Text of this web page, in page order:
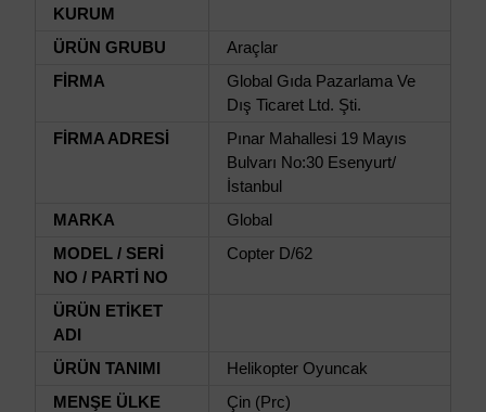
KURUM
ÜRÜN GRUBU
Araçlar
FİRMA
Global Gıda Pazarlama Ve
Dış Ticaret Ltd. Şti.
FİRMA ADRESİ
Pınar Mahallesi 19 Mayıs
Bulvarı No:30 Esenyurt/
İstanbul
MARKA
Global
MODEL / SERİ
NO / PARTİ NO
Copter D/62
ÜRÜN ETİKET
ADI
ÜRÜN TANIMI
Helikopter Oyuncak
MENŞE ÜLKE
Çin (Prc)